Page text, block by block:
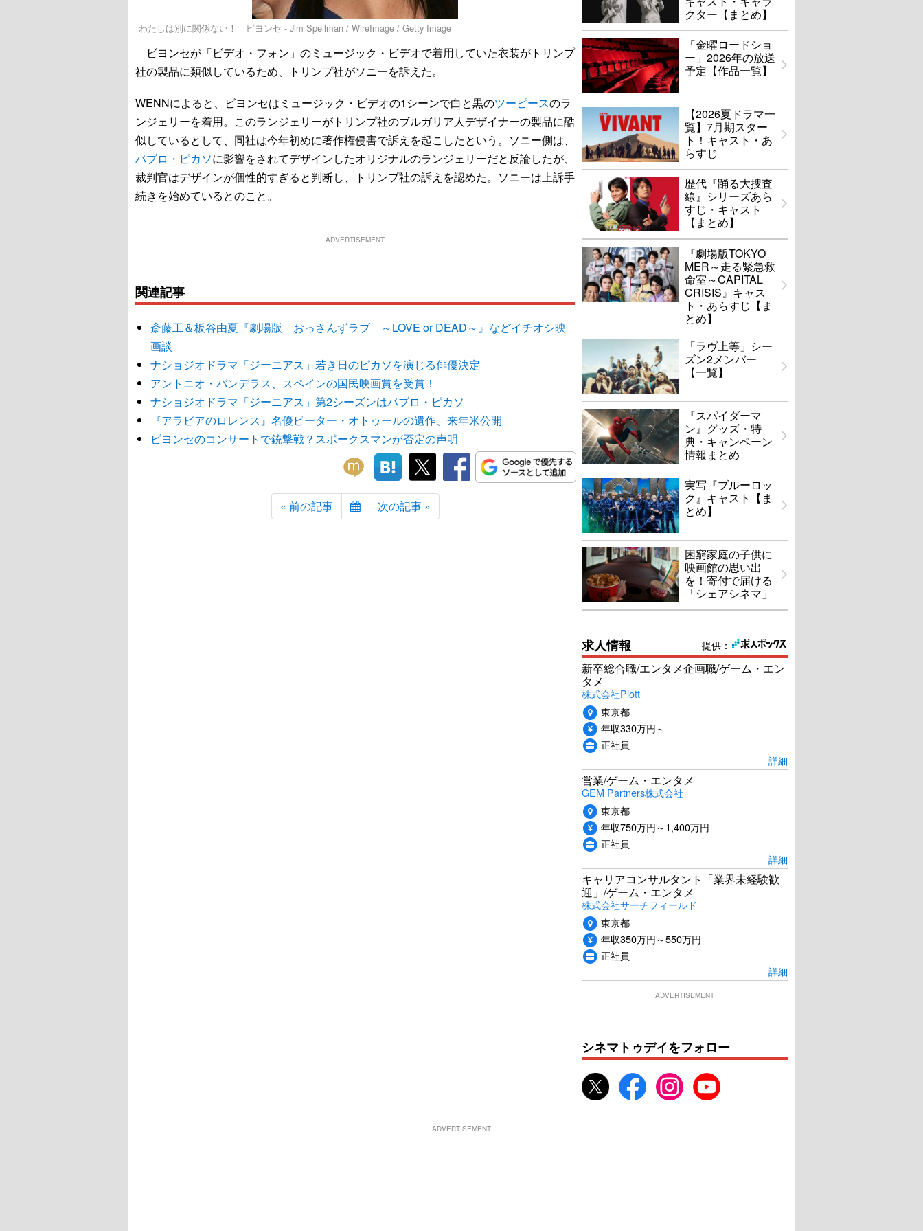
わたしは別に関係ない！ ビヨンセ - Jim Spellman / WireImage / Getty Image
ビヨンセが「ビデオ・フォン」のミュージック・ビデオで着用していた衣装がトリンプ
社の製品に類似しているため、トリンプ社がソニーを訴えた。
WENNによると、ビヨンセはミュージック・ビデオの1シーンで白と黒のツーピースのラ
ンジェリーを着用。このランジェリーがトリンプ社のブルガリア人デザイナーの製品に酷
似しているとして、同社は今年初めに著作権侵害で訴えを起こしたという。ソニー側は、
パブロ・ピカソに影響をされてデザインしたオリジナルのランジェリーだと反論したが、
裁判官はデザインが個性的すぎると判断し、トリンプ社の訴えを認めた。ソニーは上訴手
続きを始めているとのこと。
ADVERTISEMENT
関連記事
斎藤工＆板谷由夏『劇場版 おっさんずラブ ～LOVE or DEAD～』などイチオシ映
画談
ナショジオドラマ「ジーニアス」若き日のピカソを演じる俳優決定
アントニオ・バンデラス、スペインの国民映画賞を受賞！
ナショジオドラマ「ジーニアス」第2シーズンはパブロ・ピカソ
『アラビアのロレンス』名優ピーター・オトゥールの遺作、来年米公開
ビヨンセのコンサートで銃撃戦？スポークスマンが否定の声明
« 前の記事 次の記事 »
クター【まとめ】
「金曜ロードショ
ー」2026年の放送
予定【作品一覧】
【2026夏ドラマ一
覧】7月期スター
ト！キャスト・あ
らすじ
歴代『踊る大捜査
線』シリーズあら
すじ・キャスト
【まとめ】
『劇場版TOKYO
MER～走る緊急救
命室～CAPITAL
CRISIS』キャス
ト・あらすじ【ま
とめ】
「ラヴ上等」シー
ズン2メンバー
【一覧】
『スパイダーマ
ン』グッズ・特
典・キャンペーン
情報まとめ
実写『ブルーロッ
ク』キャスト【ま
とめ】
困窮家庭の子供に
映画館の思い出
を！寄付で届ける
「シェアシネマ」
提供：
求人情報
新卒総合職/エンタメ企画職/ゲーム・エン
タメ
株式会社Plott
東京都
年収330万円～
正社員
詳細
営業/ゲーム・エンタメ
GEM Partners株式会社
東京都
年収750万円～1,400万円
正社員
詳細
キャリアコンサルタント「業界未経験歓
迎」/ゲーム・エンタメ
株式会社サーチフィールド
東京都
年収350万円～550万円
正社員
詳細
ADVERTISEMENT
シネマトゥデイをフォロー
ADVERTISEMENT